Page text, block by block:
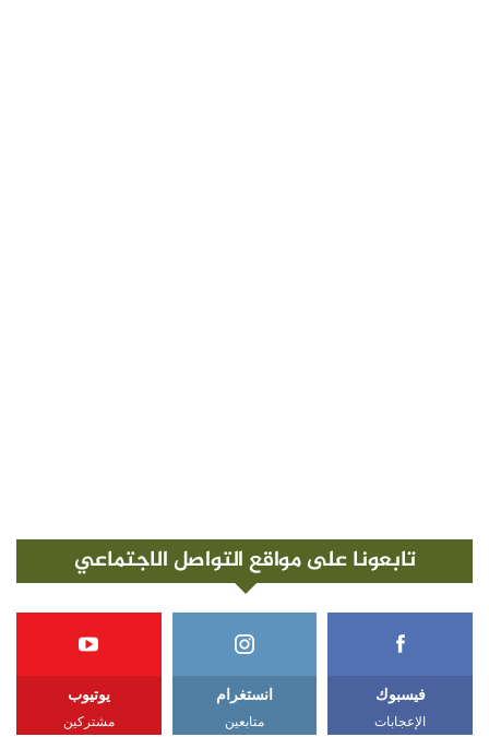
تابعونا على مواقع التواصل الاجتماعي
فيسبوك
الإعجابات
انستغرام
متابعين
يوتيوب
مشتركين